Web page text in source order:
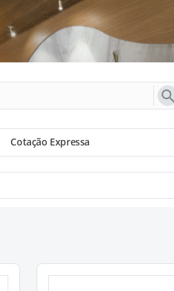
Cotação Expressa